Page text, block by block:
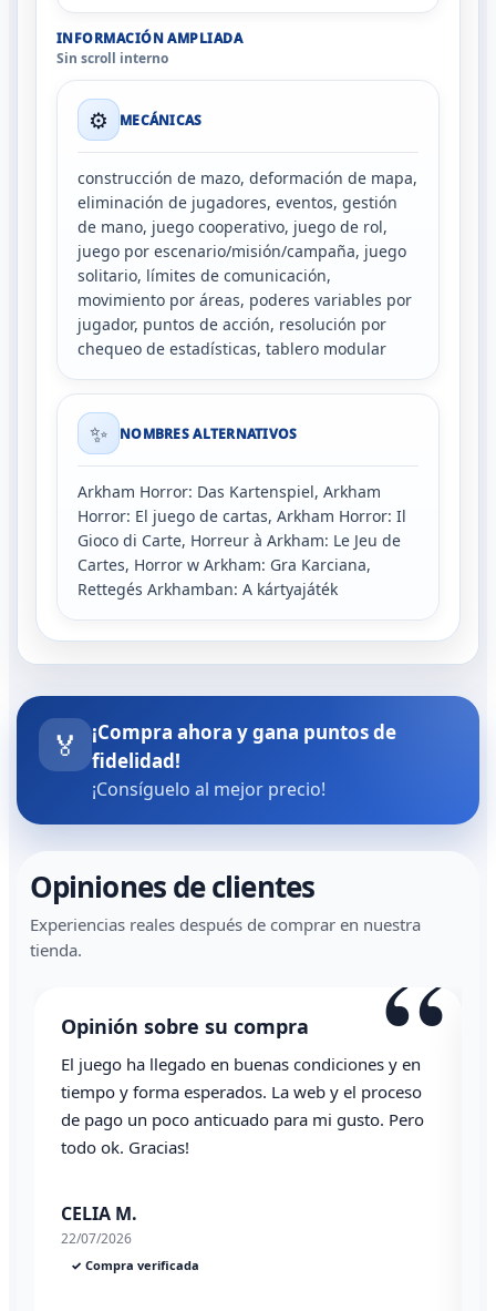
INFORMACIÓN AMPLIADA
Sin scroll interno
⚙️ MECÁNICAS
construcción de mazo, deformación de mapa,
eliminación de jugadores, eventos, gestión
de mano, juego cooperativo, juego de rol,
juego por escenario/misión/campaña, juego
solitario, límites de comunicación,
movimiento por áreas, poderes variables por
jugador, puntos de acción, resolución por
chequeo de estadísticas, tablero modular
✨ NOMBRES ALTERNATIVOS
Arkham Horror: Das Kartenspiel, Arkham
Horror: El juego de cartas, Arkham Horror: Il
Gioco di Carte, Horreur à Arkham: Le Jeu de
Cartes, Horror w Arkham: Gra Karciana,
Rettegés Arkhamban: A kártyajáték
🏅
¡Compra ahora y gana puntos de
fidelidad!
¡Consíguelo al mejor precio!
Opiniones de clientes
Experiencias reales después de comprar en nuestra
tienda.
“
Opinión sobre su compra
Todo correcto. Genial la atención vía whatsapp
Angel P.
03/07/2026